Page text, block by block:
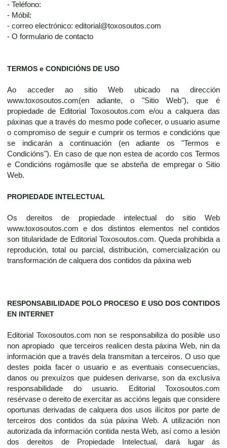
- Teléfono:
- Móbil:
- correo electrónico: editorial@toxosoutos.com
- O formulario de contacto
TERMOS e CONDICIÓNS DE USO
Ao acceder ao sitio Web ubicado na dirección
www.toxosoutos.com(en adiante, o "Sitio Web"), que é
propiedade de Editorial Toxosoutos.com e/ou a calquera das
páxinas que a través do mesmo pode coñecer, o usuario asume
o compromiso de seguir e cumprir os termos e condicións que
se indicarán a continuación (en adiante os "Termos e
Condicións"). En caso de que non estea de acordo cos Termos
e Condicións rogámoslle que se absteña de empregar o Sitio
Web.
PROPIEDADE INTELECTUAL
Os dereitos de propiedade intelectual do sitio Web
www.toxosoutos.com e dos distintos elementos nel contidos
son titularidade de Editorial Toxosoutos.com. Queda prohibida a
reprodución, total ou parcial, distribución, comercialización ou
transformación de calquera dos contidos da páxina web
RESPONSABILIDADE POLO PROCESO E USO DOS CONTIDOS
EN INTERNET
Editorial Toxosoutos.com non se responsabiliza do posible uso
non apropiado que terceiros realicen desta páxina Web, nin da
información que a través dela transmitan a terceiros. O uso que
destes poida facer o usuario e as eventuais consecuencias,
danos ou prexuízos que puidesen derivarse, son da exclusiva
responsabilidade do usuario. Editorial Toxosoutos.com
resérvase o dereito de exercitar as accións legais que considere
oportunas derivadas de calquera dos usos ilícitos por parte de
terceiros dos contidos da súa páxina Web. A utilización non
autorizada da información contida nesta Web, así como a lesión
dos dereitos de Propiedade Intelectual, dará lugar ás